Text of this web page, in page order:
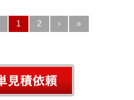
1 2 › »